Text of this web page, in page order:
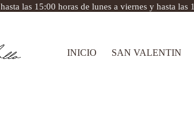
las 15:00 horas de lunes a viernes y hasta las
INICIO
SAN VALENTIN